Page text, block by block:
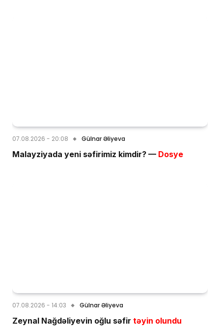
07.08.2026 - 20:08 Gülnar Əliyeva
Malayziyada yeni səfirimiz kimdir? — Dosye
07.08.2026 - 14:03 Gülnar Əliyeva
Zeynal Nağdəliyevin oğlu səfir təyin olundu